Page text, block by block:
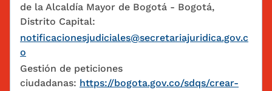
de la Alcaldía Mayor de Bogotá - Bogotá,
Distrito Capital:
notificacionesjudiciales@secretariajuridica.gov.c
o
Gestión de peticiones
ciudadanas: https://bogota.gov.co/sdqs/crear-